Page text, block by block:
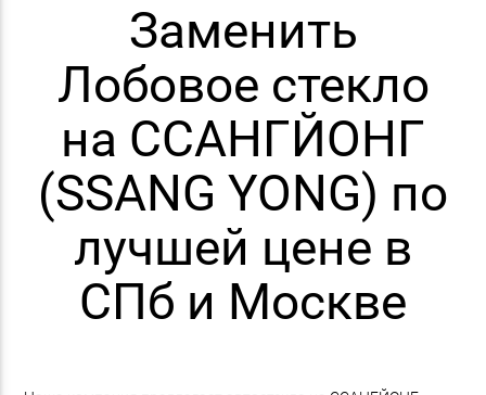
Заменить
Лобовое стекло
на ССАНГЙОНГ
(SSANG YONG) по
лучшей цене в
СПб и Москве